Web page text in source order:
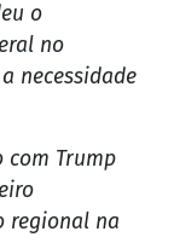
o
no
necessidade
com Trump
regional na